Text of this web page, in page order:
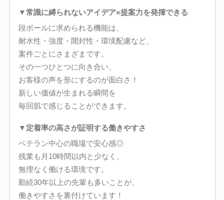
▼常識に縛られないアイデア×提案力を発揮できる
段ボールに求められる機能は、
耐水性・強度・開封性・環境配慮など、
案件ごとにさまざまです。
その一つひとつに向き合い、
お客様の声を形にするのが面白さ！
新しい価値が生まれる瞬間を
毎回肌で感じることができます。
▼定着率の高さが証明する働きやすさ
ベテラン中心の職場で安心感◎
残業も月10時間以内と少なく、
無理なく働ける環境です。
勤続30年以上の先輩も多いことが、
働きやすさを裏付けています！